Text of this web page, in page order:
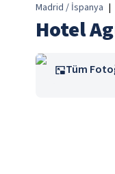
Madrid / İspanya |
Hotel
Tüm